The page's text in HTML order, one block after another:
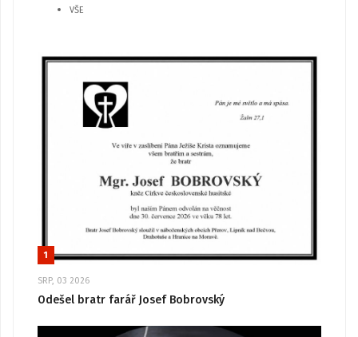
VŠE
1
SRP, 03 2026
Odešel bratr farář Josef Bobrovský